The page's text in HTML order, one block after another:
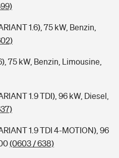
1.6), 75 kW, Benzin,
75 kW, Benzin, Limousine,
1.9 TDI), 96 kW, Diesel,
1.9 TDI 4-MOTION), 96
(0603 / 638)